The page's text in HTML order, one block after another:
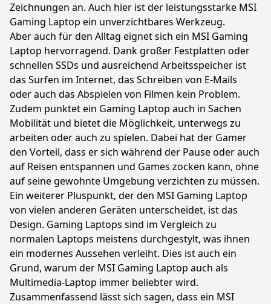
Zeichnungen an. Auch hier ist der leistungsstarke MSI
Gaming Laptop ein unverzichtbares Werkzeug.
Aber auch für den Alltag eignet sich ein MSI Gaming
Laptop hervorragend. Dank großer Festplatten oder
schnellen SSDs und ausreichend Arbeitsspeicher ist
das Surfen im Internet, das Schreiben von E-Mails
oder auch das Abspielen von Filmen kein Problem.
Zudem punktet ein Gaming Laptop auch in Sachen
Mobilität und bietet die Möglichkeit, unterwegs zu
arbeiten oder auch zu spielen. Dabei hat der Gamer
den Vorteil, dass er sich während der Pause oder auch
auf Reisen entspannen und Games zocken kann, ohne
auf seine gewohnte Umgebung verzichten zu müssen.
Ein weiterer Pluspunkt, der den MSI Gaming Laptop
von vielen anderen Geräten unterscheidet, ist das
Design. Gaming Laptops sind im Vergleich zu
normalen Laptops meistens durchgestylt, was ihnen
ein modernes Aussehen verleiht. Dies ist auch ein
Grund, warum der MSI Gaming Laptop auch als
Multimedia-Laptop immer beliebter wird.
Zusammenfassend lässt sich sagen, dass ein MSI